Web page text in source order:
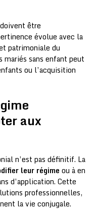
être
évolue avec la
patrimoniale du
mariés sans enfant peut
ou l’acquisition
aux
n’est pas définitif. La
leur régime ou à en
d’application. Cette
professionnelles,
la vie conjugale.